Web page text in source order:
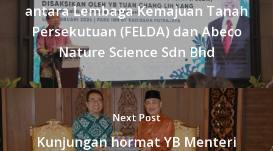
antara Lembaga Kemajuan Tanah
Persekutuan (FELDA) dan Abeco
Nature Science Sdn Bhd
Next Post
Kunjungan hormat YB Menteri